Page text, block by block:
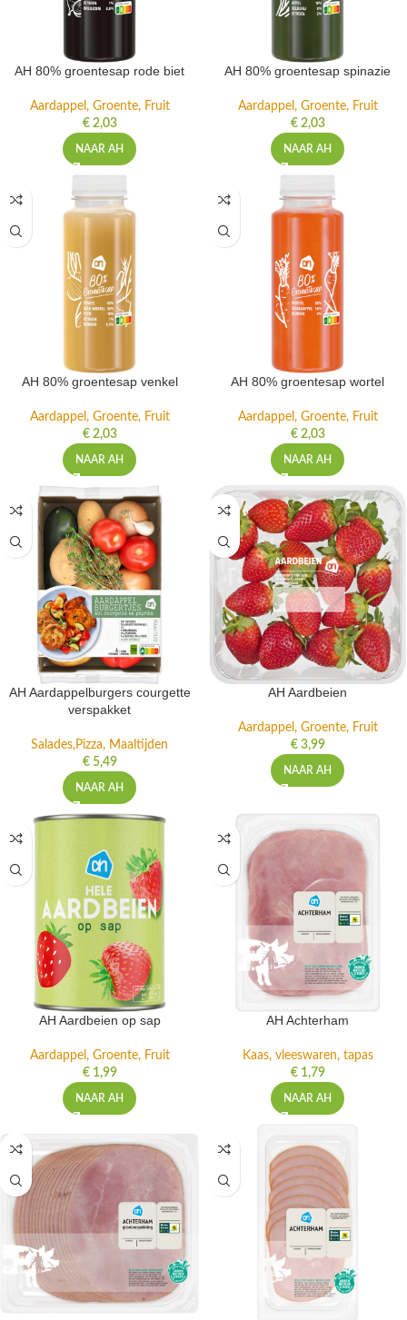
AH 80% groentesap rode biet
Aardappel, Groente, Fruit
€2,03
NAAR AH
AH 80% groentesap spinazie
Aardappel, Groente, Fruit
€2,03
NAAR AH
AH 80% groentesap venkel
Aardappel, Groente, Fruit
€2,03
NAAR AH
AH 80% groentesap wortel
Aardappel, Groente, Fruit
€2,03
NAAR AH
AH Aardappelburgers courgette
verspakket
Salades,Pizza, Maaltijden
€5,49
NAAR AH
AH Aardbeien
Aardappel, Groente, Fruit
€3,99
NAAR AH
AH Aardbeien op sap
Aardappel, Groente, Fruit
€1,99
NAAR AH
AH Achterham
Kaas, vleeswaren, tapas
€1,79
NAAR AH